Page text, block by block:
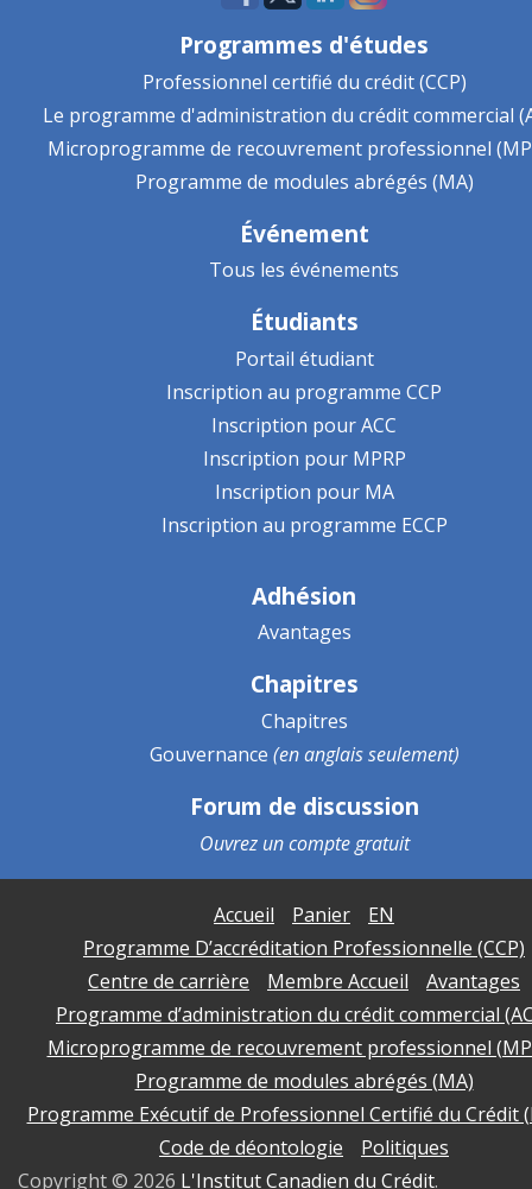
Programmes d'études
Professionnel certifié du crédit (CCP)
Le programme d'administration du crédit commercial
Microprogramme de recouvrement professionnel
Programme de modules abrégés (MA)
Événement
Tous les événements
Étudiants
Portail étudiant
Inscription au programme CCP
Inscription pour ACC
Inscription pour MPRP
Inscription pour MA
Inscription au programme ECCP
Adhésion
Avantages
Chapitres
Chapitres
Gouvernance (en anglais seulement)
Forum de discussion
Ouvrez uncompte gratuit
Accueil Panier
EN
Programme D’accréditation Professionnelle (CCP)
Centre de carrière
Membre Accueil
Avantages
Programme d’administration du crédit commercial
Microprogramme de recouvrement professionnel
Programme de modules abrégés (MA)
Programme Exécutif de Professionnel Certifié du Crédit
Code de déontologie
Politiques
Copyright © 2026 L'Institut Canadien du Crédit.